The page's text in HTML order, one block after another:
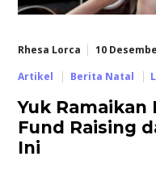
Rhesa Lorca
10
Artikel
Berita Natal
Yuk Ramaikan
Fund Raising
Ini